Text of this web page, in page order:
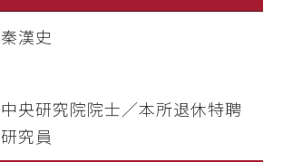
秦漢史
中央研究院院士／本所退休特聘
研究員